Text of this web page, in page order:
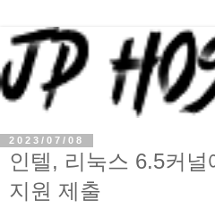
2023/07/08
인텔, 리눅스 6.5커
지원 제출